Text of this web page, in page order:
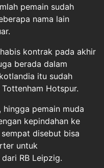
pemain sudah
nama lain
kontrak pada akhir
berada dalam
itu sudah
Hotspur.
hingga pemain muda
kepindahan ke
disebut bisa
untuk
RB Leipzig.